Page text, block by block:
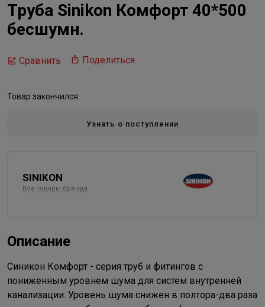
Труба Sinikon Комфорт 40*500
бесшумн.
Сравнить Поделиться
Товар закончился
Узнать о поступлении
SINIKON
Все товары бренда
Описание
Синикон Комфорт - серия труб и фитингов с
пониженным уровнем шума для систем внутренней
канализации. Уровень шума снижен в полтора-два раза